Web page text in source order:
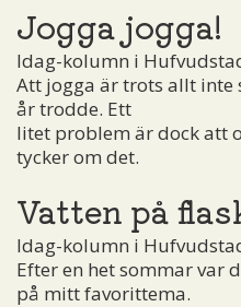
Jogga jogga!
Idag-kolumn i
Att jogga är trots allt inte
år trodde. Ett
litet problem är dock att
tycker om det.
Vatten på
Idag-kolumn i
Efter en het sommar var
på mitt favorittema.